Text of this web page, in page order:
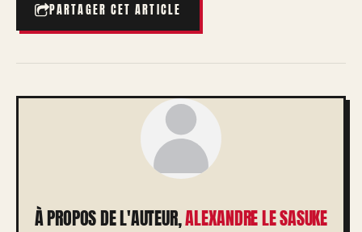
PARTAGER CET ARTICLE
À PROPOS DE L'AUTEUR,ALEXANDRE LE SASUKE